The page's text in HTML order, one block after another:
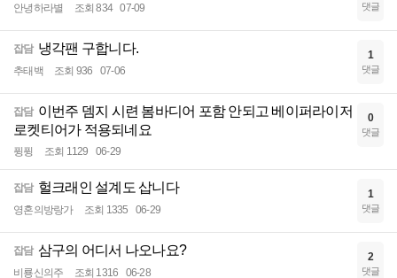
안녕하라별 조회 834 07-09 댓글
잡담 냉각팬 구합니다.
추태백 조회 936 07-06
1
댓글
잡담 이번주 뎀지 시련 봄바디어 포함 안되고 베이퍼라이저
로켓티어가 적용되네요
퓡퓡 조회 1129 06-29
0
댓글
잡담 헐크래인 설계도 삽니다
영혼의방랑가 조회 1335 06-29
1
댓글
잡담 삼구의 어디서 나오나요?
비룡신의주 조회 1316 06-28
2
댓글